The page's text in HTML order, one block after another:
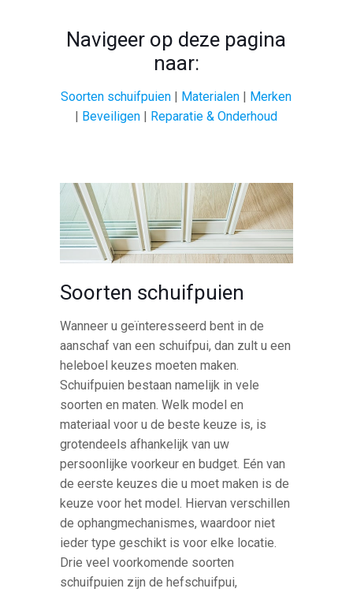
Navigeer op deze pagina
naar:
Soorten schuifpuien | Materialen | Merken
| Beveiligen | Reparatie & Onderhoud
Soorten schuifpuien
Wanneer u geïnteresseerd bent in de
aanschaf van een schuifpui, dan zult u een
heleboel keuzes moeten maken.
Schuifpuien bestaan namelijk in vele
soorten en maten. Welk model en
materiaal voor u de beste keuze is, is
grotendeels afhankelijk van uw
persoonlijke voorkeur en budget. Eén van
de eerste keuzes die u moet maken is de
keuze voor het model. Hiervan verschillen
de ophangmechanismes, waardoor niet
ieder type geschikt is voor elke locatie.
Drie veel voorkomende soorten
schuifpuien zijn de hefschuifpui,